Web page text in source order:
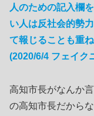
人のための記入欄
い人は反社会的勢
て報じることも重
(2020/6/4 フェイク
高知市長がなんか
の高知市長だからな